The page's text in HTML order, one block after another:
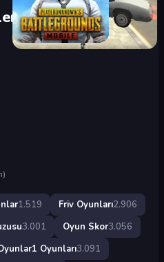
1.519 Friv Oyunları2.906
3.001 Oyun Skor3.056
Oyunları3.091